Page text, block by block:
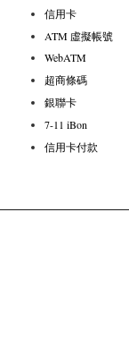
信用卡
ATM 虛擬帳號
WebATM
超商條碼
銀聯卡
7-11 iBon
信用卡付款